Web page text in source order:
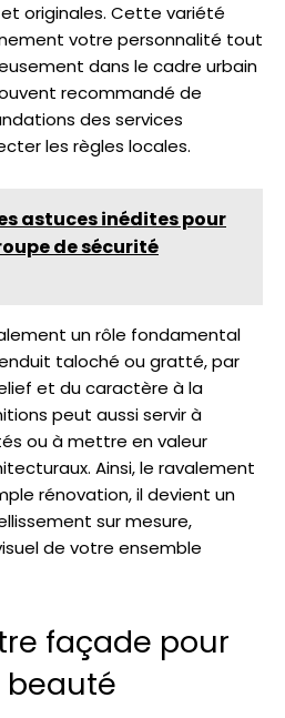
originales. Cette variété
votre personnalité tout
dans le cadre urbain
recommandé de
des services
les règles locales.
astuces inédites pour
de sécurité
un rôle fondamental
taloché ou gratté, par
et du caractère à la
peut aussi servir à
ou à mettre en valeur
Ainsi, le ravalement
rénovation, il devient un
sur mesure,
de votre ensemble
façade pour
beauté